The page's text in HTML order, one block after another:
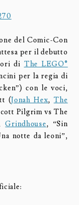
del Comic-Con
per il debutto
di The LEGO®
per la regia di
con le voci,
(Jonah Hex,The
Pilgrim vs The
Grindhouse, “Sin
notte da leoni”,